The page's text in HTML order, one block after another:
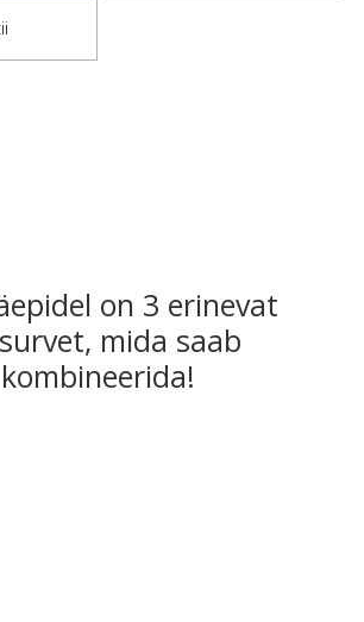
on 3 erinevat
mida saab
kombineerida!